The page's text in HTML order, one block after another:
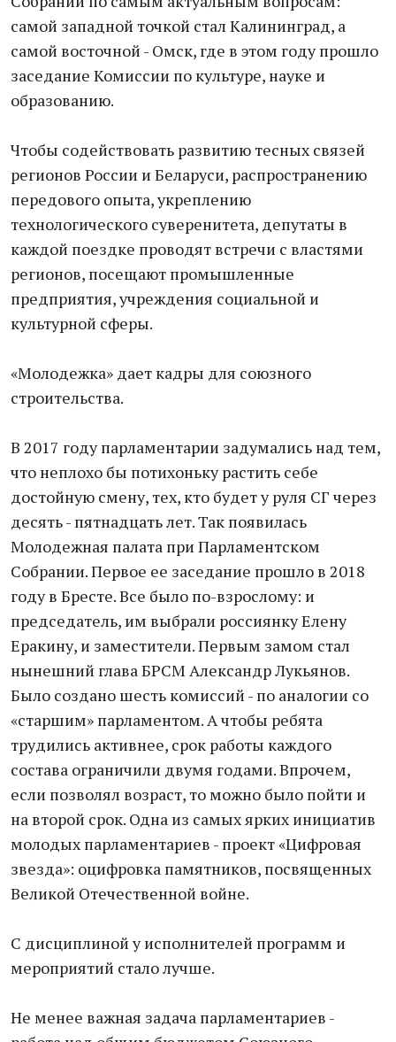
самой западной точкой стал Калининград, а
самой восточной - Омск, где в этом году прошло
заседание Комиссии по культуре, науке и
образованию.
Чтобы содействовать развитию тесных связей
регионов России и Беларуси, распространению
передового опыта, укреплению
технологического суверенитета, депутаты в
каждой поездке проводят встречи с властями
регионов, посещают промышленные
предприятия, учреждения социальной и
культурной сферы.
«Молодежка» дает кадры для союзного
строительства.
В 2017 году парламентарии задумались над тем,
что неплохо бы потихоньку растить себе
достойную смену, тех, кто будет у руля СГ через
десять - пятнадцать лет. Так появилась
Молодежная палата при Парламентском
Собрании. Первое ее заседание прошло в 2018
году в Бресте. Все было по-взрослому: и
председатель, им выбрали россиянку Елену
Еракину, и заместители. Первым замом стал
нынешний глава БРСМ Александр Лукьянов.
Было создано шесть комиссий - по аналогии со
«старшим» парламентом. А чтобы ребята
трудились активнее, срок работы каждого
состава ограничили двумя годами. Впрочем,
если позволял возраст, то можно было пойти и
на второй срок. Одна из самых ярких инициатив
молодых парламентариев - проект «Цифровая
звезда»: оцифровка памятников, посвященных
Великой Отечественной войне.
С дисциплиной у исполнителей программ и
мероприятий стало лучше.
Не менее важная задача парламентариев -